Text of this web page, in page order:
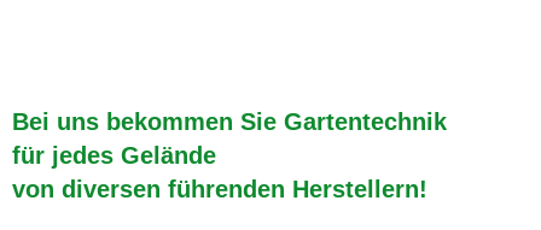
Bei uns bekommen Sie Gartentechnik
für jedes Gelände
von diversen führenden Herstellern!